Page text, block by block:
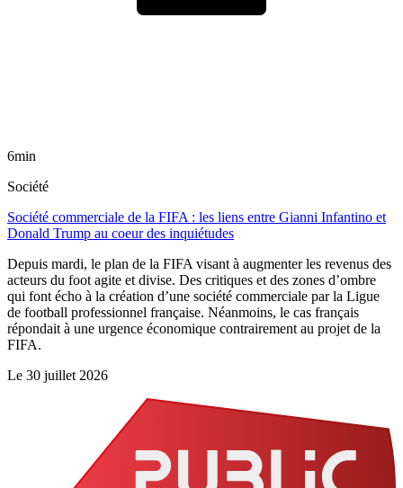
6min
Société
Société commerciale de la FIFA : les liens entre Gianni Infantino et
Donald Trump au coeur des inquiétudes
Depuis mardi, le plan de la FIFA visant à augmenter les revenus des
acteurs du foot agite et divise. Des critiques et des zones d’ombre
qui font écho à la création d’une société commerciale par la Ligue
de football professionnel française. Néanmoins, le cas français
répondait à une urgence économique contrairement au projet de la
FIFA.
Le 30 juillet 2026